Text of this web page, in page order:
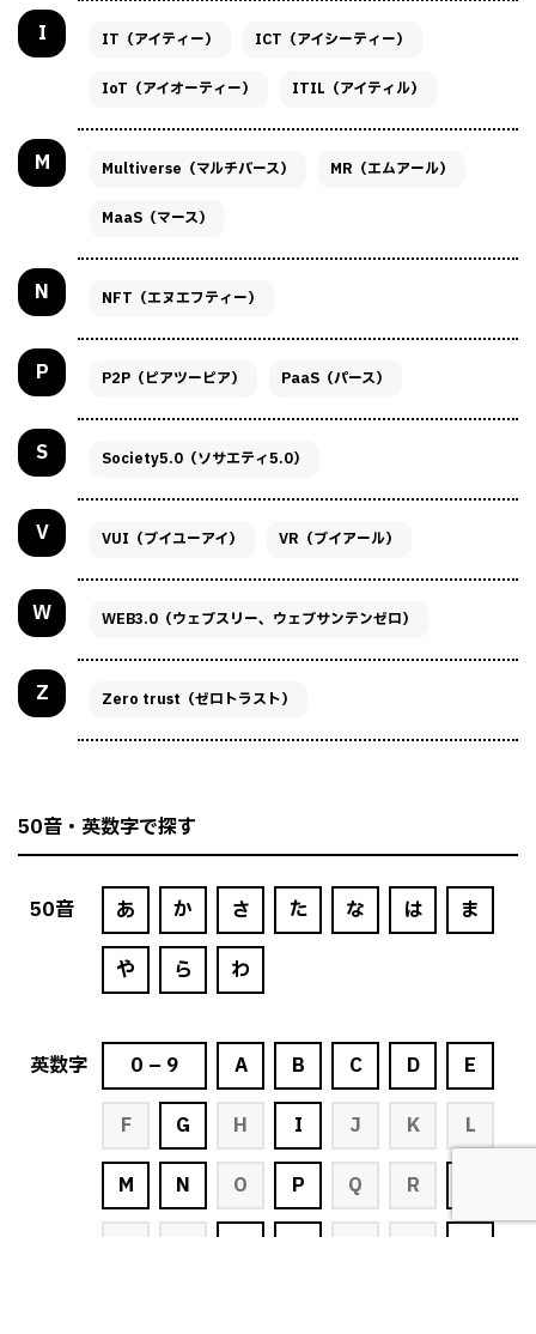
I IT（アイティー） ICT（アイシーティー）
IoT（アイオーティー） ITIL（アイティル）
M Multiverse（マルチバース） MR（エムアール）
MaaS（マース）
N NFT（エヌエフティー）
P P2P（ピアツーピア） PaaS（パース）
S Society5.0（ソサエティ5.0）
V VUI（ブイユーアイ） VR（ブイアール）
W WEB3.0（ウェブスリー、ウェブサンテンゼロ）
Z Zero trust（ゼロトラスト）
50音・英数字で探す
50音 あ か さ た な は ま
や ら わ
英数字 0 – 9 A B C D E
F G H I J K L
M N O P Q R